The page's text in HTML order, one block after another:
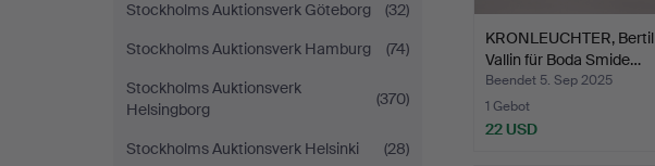
Stockholms Auktionsverk Göteborg
(32)
Stockholms Auktionsverk Hamburg
(74)
Stockholms Auktionsverk
Helsingborg
(370)
Stockholms Auktionsverk Helsinki
(28)
KRONLEUCHTER, Bertil
Vallin für Boda Smide…
Beendet 5. Sep 2025
1 Gebot
22 USD